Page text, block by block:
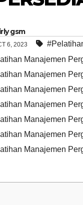
gsm
6, 2023
Manajemen
Manajemen
Manajemen
Manajemen
Manajemen
Manajemen
Manajemen